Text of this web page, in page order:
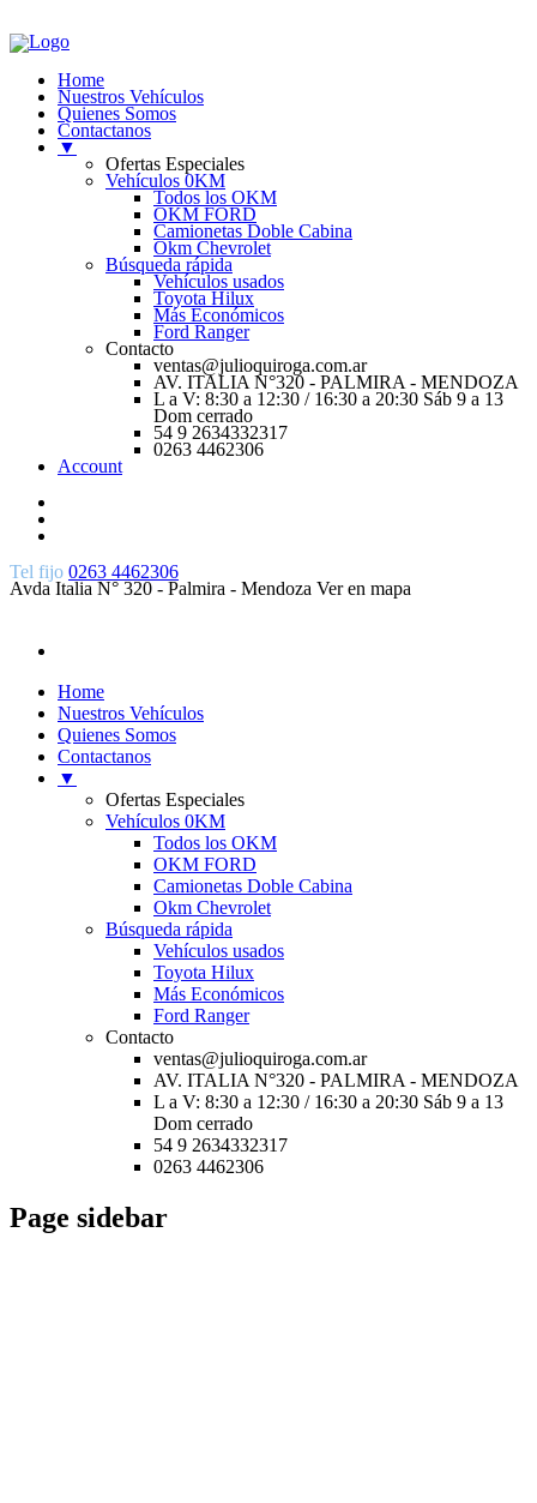
Home
Nuestros Vehículos
Quienes Somos
Contactanos
▼
Ofertas Especiales
Vehículos 0KM
Todos los OKM
OKM FORD
Camionetas Doble Cabina
Okm Chevrolet
Búsqueda rápida
Vehículos usados
Toyota Hilux
Más Económicos
Ford Ranger
Contacto
ventas@julioquiroga.com.ar
AV. ITALIA N°320 - PALMIRA - MENDOZA
L a V: 8:30 a 12:30 / 16:30 a 20:30 Sáb 9 a 13
Dom cerrado
54 9 2634332317
0263 4462306
Account
Tel fijo 0263 4462306
Avda Italia N° 320 - Palmira - Mendoza Ver en mapa
Home
Nuestros Vehículos
Quienes Somos
Contactanos
▼
Ofertas Especiales
Vehículos 0KM
Todos los OKM
OKM FORD
Camionetas Doble Cabina
Okm Chevrolet
Búsqueda rápida
Vehículos usados
Toyota Hilux
Más Económicos
Ford Ranger
Contacto
ventas@julioquiroga.com.ar
AV. ITALIA N°320 - PALMIRA - MENDOZA
L a V: 8:30 a 12:30 / 16:30 a 20:30 Sáb 9 a 13
Dom cerrado
54 9 2634332317
0263 4462306
Page sidebar